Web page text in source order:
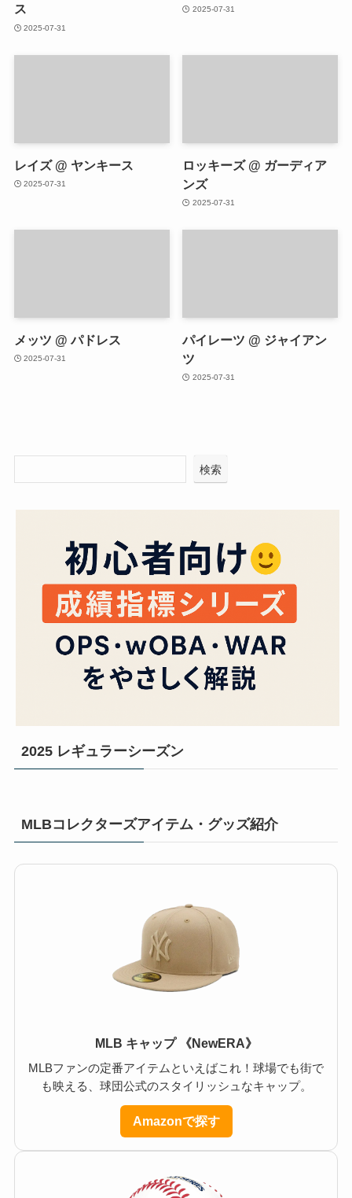
ス
2025-07-31
2025-07-31
レイズ @ ヤンキース
2025-07-31
ロッキーズ @ ガーディア
ンズ
2025-07-31
メッツ @ パドレス
2025-07-31
パイレーツ @ ジャイアン
ツ
2025-07-31
検索
2025 レギュラーシーズン
MLBコレクターズアイテム・グッズ紹介
MLB キャップ 《NewERA》
MLBファンの定番アイテムといえばこれ！球場でも街で
も映える、球団公式のスタイリッシュなキャップ。
Amazonで探す